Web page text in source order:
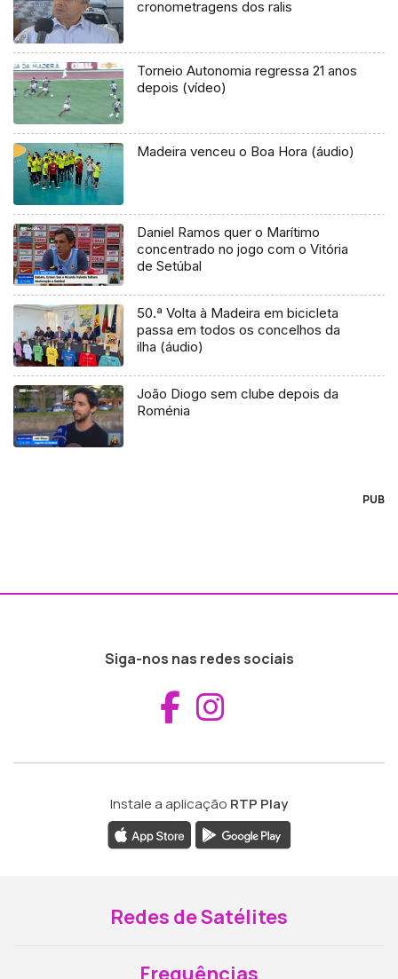
cronometragens dos ralis
Torneio Autonomia regressa 21 anos
depois (vídeo)
Madeira venceu o Boa Hora (áudio)
Daniel Ramos quer o Marítimo
concentrado no jogo com o Vitória
de Setúbal
50.ª Volta à Madeira em bicicleta
passa em todos os concelhos da
ilha (áudio)
João Diogo sem clube depois da
Roménia
PUB
Siga-nos nas redes sociais
Aceder ao
Instale a aplicação RTP Play
Redes de Satélites
Frequências